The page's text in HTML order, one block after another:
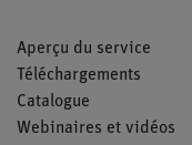
Aperçu du service
Téléchargements
Catalogue
Webinaires et vidéos